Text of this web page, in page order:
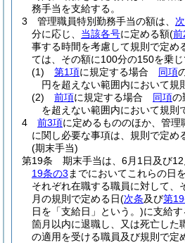
務手当を支給する。
3
管理職員特別勤務手当の額は、
分に応じ、 当該各号に定める額(前
事する時間を考慮して規則で定め
ては、その額に100分の150を乗
(1)
第1項に規定する場合 同項
円を超えない範囲内において規
(2)
前項に規定する場合 同項の
を超えない範囲内において規則
4
前3項に定めるもののほか、管
に関し必要な事項は、規則で定め
(期末手当)
第19条
期末手当は、6月1日及び12
19条の3 までにおいてこれらの日
それぞれ在職する職員に対して、
月の規則で定める日(次条及び第
日を「支給日」という。)に支給す
箇月以内に退職し、又は死亡した
の適用を受ける職員及び規則で定